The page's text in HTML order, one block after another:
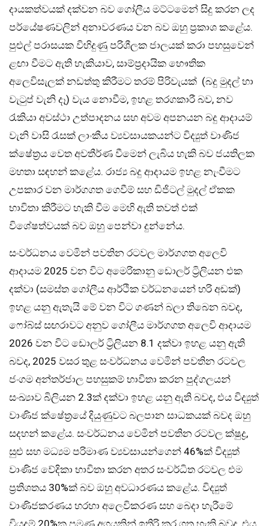
දායකත්වයක් දක්වන බව ගෝලීය මට්ටමෙන් සිදු කරන ලද
පර්යේෂණවලින් අනාවරණය වන බව ඔහු ප්‍රකාශ කළේය.
පුළුල් පරාසයක විහිදුණු පරිශීලක ජාලයක් කරා පහසුවෙන්
ළඟා වීමට ඇති හැකියාව, සාම්ප්‍රදායික භෞතික
අලෙවිසැලක් නඩත්තු කිරීමට තරම් පිරිවැයක් (බදු මුදල් හා
වැටුප් වැනි දෑ) වැය නොවීම, ඉහළ තරගකාරී බව, නව
රැකියා අවස්ථා උත්පාදනය සහ අවම අපනයන බදු ආදායම්
වැනි වාසි රැසක් ලාංකීය ව්‍යවසායකයන්ට විද්‍යුත් වාණිජ
ක්ෂේත්‍රය වෙත අවතීර්ණ වීමෙන් ලැබිය හැකි බව ජයතිලක
මහතා සඳහන් කළේය. රාජ්‍ය බදු ආදායම ඉහළ නැංවීමට
උපකාර වන මාර්ගගත ගෙවීම් සහ ඩිජිටල් මුදල් ඒකක
භාවිතා කිරීමට හැකි වීම මෙහි ඇති තවත් එක්
විශේෂත්වයක් බව ඔහු පෙන්වා දුන්නේය.
සංවර්ධනය වෙමින් පවතින රටවල මාර්ගගත අලෙවි
ආදායම 2025 වන විට අමෙරිකානු ඩොලර් ට්‍රිලියන එක
දක්වා (සමස්ත ගෝලීය ආර්ථික වර්ධනයෙන් හරි අඩක්)
ඉහළ යනු ඇතැයි මේ වන විට ගණන් බලා තිබෙන බවද,
ෆෝබ්ස් සඟරාවට අනුව ගෝලීය මාර්ගගත අලෙවි ආදායම
2026 වන විට ඩොලර් ට්‍රිලියන 8.1 දක්වා ඉහළ යනු ඇති
බවද, 2025 වසර තුළ සංවර්ධනය වෙමින් පවතින රටවල
ජංගම අන්තර්ජාල පහසුකම් භාවිතා කරන පුද්ගලයන්
සංඛ්‍යාව බිලියන 2.3ක් දක්වා ඉහළ යනු ඇති බවද, එය විද්‍යුත්
වාණිජ ක්ෂේත්‍රයේ දියුණුවට බලපාන සාධකයක් බවද ඔහු
සදහන් කළේය. සංවර්ධනය වෙමින් පවතින රටවල ක්ෂුද්‍ර,
සුළු සහ මධ්‍යම පරිමාණ ව්‍යවසායන්ගෙන් 46%ක් විද්‍යුත්
වාණිජ වේදිකා භාවිතා කරන අතර සංවර්ධිත රටවල එම
ප්‍රතිශතය 30%ක් බව ඔහු අවධාරණය කළේය. විද්‍යුත්
වාණිජකරණය හරහා අලෙවිකරණ සහ බෙදා හැරීමේ
වියදම් 20%ක පමණ අගයකින් ඉතිරි කර ගත හැකි බවද, එය